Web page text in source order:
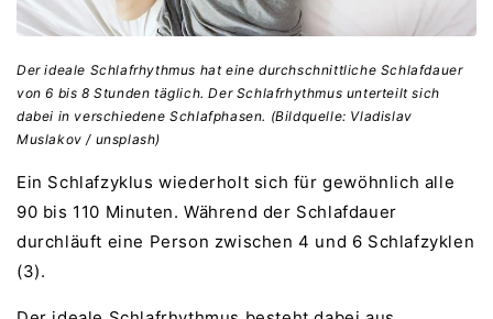
Der ideale Schlafrhythmus hat eine durchschnittliche Schlafdauer
von 6 bis 8 Stunden täglich. Der Schlafrhythmus unterteilt sich
dabei in verschiedene Schlafphasen. (Bildquelle: Vladislav
Muslakov / unsplash)
Ein Schlafzyklus wiederholt sich für gewöhnlich alle
90 bis 110 Minuten. Während der Schlafdauer
durchläuft eine Person zwischen 4 und 6 Schlafzyklen
(3).